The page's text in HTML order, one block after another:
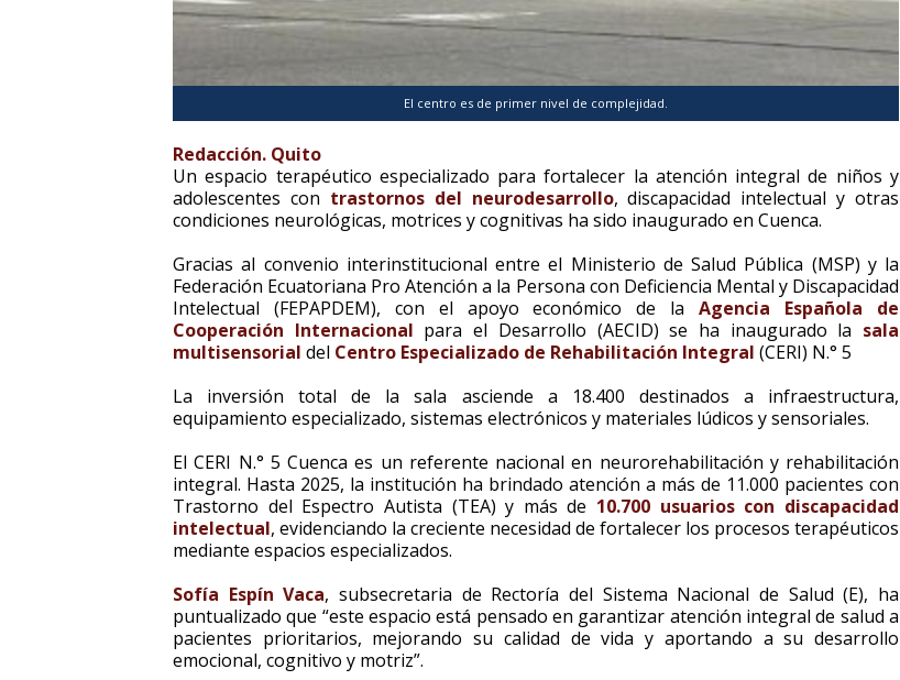
El centro es de primer nivel de complejidad.
Redacción. Quito
Un espacio terapéutico especializado para fortalecer la atención integral de niños y
adolescentes con trastornos del neurodesarrollo, discapacidad intelectual y otras
condiciones neurológicas, motrices y cognitivas ha sido inaugurado en Cuenca.
Gracias al convenio interinstitucional entre el Ministerio de Salud Pública (MSP) y la
Federación Ecuatoriana Pro Atención a la Persona con Deficiencia Mental y Discapacidad
Intelectual (FEPAPDEM), con el apoyo económico de laAgencia Española de
Cooperación Internacional para el Desarrollo (AECID) se ha inaugurado la sala
multisensorial del Centro Especializado de Rehabilitación Integral (CERI) N.° 5
La inversión total de la sala asciende a 18.400 destinados a infraestructura,
equipamiento especializado, sistemas electrónicos y materiales lúdicos y sensoriales.
El CERI N.° 5 Cuenca es un referente nacional en neurorehabilitación y rehabilitación
integral. Hasta 2025, la institución ha brindado atención a más de 11.000 pacientes con
Trastorno del Espectro Autista (TEA) y más de 10.700 usuarios con discapacidad
intelectual, evidenciando la creciente necesidad de fortalecer los procesos terapéuticos
mediante espacios especializados.
Sofía Espín Vaca, subsecretaria de Rectoría del Sistema Nacional de Salud (E), ha
puntualizado que “este espacio está pensado en garantizar atención integral de salud a
pacientes prioritarios, mejorando su calidad de vida y aportando a su desarrollo
emocional, cognitivo y motriz”.